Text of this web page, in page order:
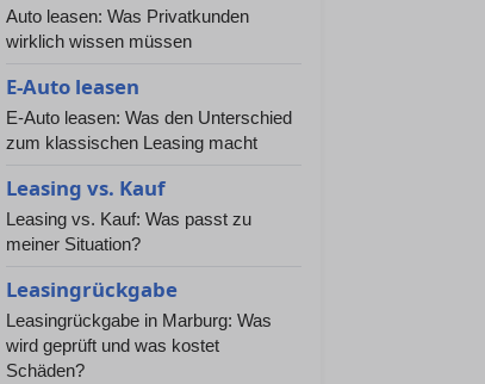
Auto leasen: Was Privatkunden
wirklich wissen müssen
E-Auto leasen
E-Auto leasen: Was den Unterschied
zum klassischen Leasing macht
Leasing vs. Kauf
Leasing vs. Kauf: Was passt zu
meiner Situation?
Leasingrückgabe
Leasingrückgabe in Marburg: Was
wird geprüft und was kostet
Schäden?